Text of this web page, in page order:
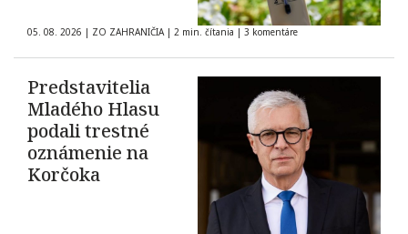
05. 08. 2026 | ZO ZAHRANIČIA | 2 min. čítania | 3 komentáre
Predstavitelia
Mladého Hlasu
podali trestné
oznámenie na
Korčoka